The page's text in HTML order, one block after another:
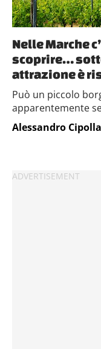
Nelle Marche
scoprire…
attrazione è
Può un piccolo
apparentemente
Alessandro Cipolla